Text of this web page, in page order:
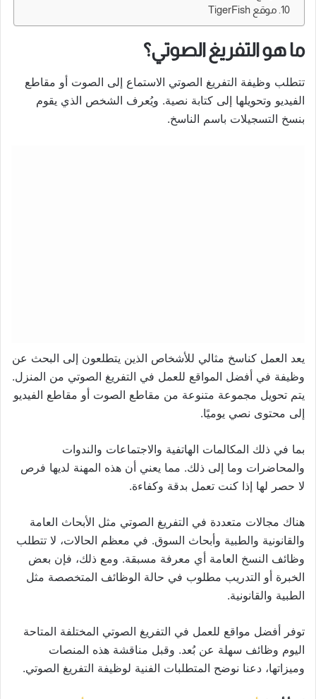
10. موقع TigerFish
ما هو التفريغ الصوتي؟
تتطلب وظيفة التفريغ الصوتي الاستماع إلى الصوت أو مقاطع
الفيديو وتحويلها إلى كتابة نصية. ويُعرف الشخص الذي يقوم
بنسخ التسجيلات باسم الناسخ.
يعد العمل كناسخ مثالي للأشخاص الذين يتطلعون إلى البحث عن
وظيفة في أفضل المواقع للعمل في التفريغ الصوتي من المنزل.
يتم تحويل مجموعة متنوعة من مقاطع الصوت أو مقاطع الفيديو
إلى محتوى نصي يوميًا.
بما في ذلك المكالمات الهاتفية والاجتماعات والندوات
والمحاضرات وما إلى ذلك. مما يعني أن هذه المهنة لديها فرص
لا حصر لها إذا كنت تعمل بدقة وكفاءة.
هناك مجالات متعددة في التفريغ الصوتي مثل الأبحاث العامة
والقانونية والطبية وأبحاث السوق. في معظم الحالات، لا تتطلب
وظائف النسخ العامة أي معرفة مسبقة. ومع ذلك، فإن بعض
الخبرة أو التدريب مطلوب في حالة الوظائف المتخصصة مثل
الطبية والقانونية.
توفر أفضل مواقع للعمل في التفريغ الصوتي المختلفة المتاحة
اليوم وظائف سهلة عن بُعد. وقبل مناقشة هذه المنصات
وميزاتها، دعنا نوضح المتطلبات الفنية لوظيفة التفريغ الصوتي.